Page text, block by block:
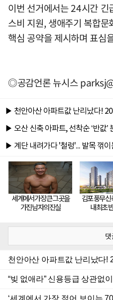
이번 선거에서는 24시간 긴
스비 지원, 생애주기 복합
핵심 공약을 제시하며 표심
◎공감언론 뉴시스